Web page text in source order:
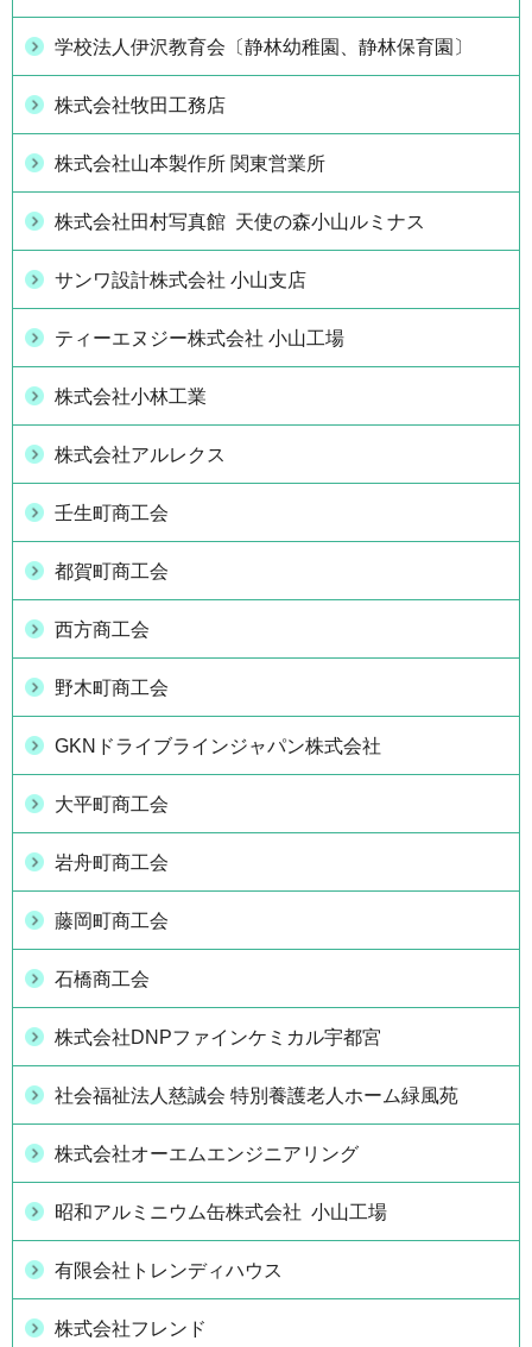
学校法人伊沢教育会〔静林幼稚園、静林保育園〕
株式会社牧田工務店
株式会社山本製作所 関東営業所
株式会社田村写真館 天使の森小山ルミナス
サンワ設計株式会社 小山支店
ティーエヌジー株式会社 小山工場
株式会社小林工業
株式会社アルレクス
壬生町商工会
都賀町商工会
西方商工会
野木町商工会
GKNドライブラインジャパン株式会社
大平町商工会
岩舟町商工会
藤岡町商工会
石橋商工会
株式会社DNPファインケミカル宇都宮
社会福祉法人慈誠会 特別養護老人ホーム緑風苑
株式会社オーエムエンジニアリング
昭和アルミニウム缶株式会社 小山工場
有限会社トレンディハウス
株式会社フレンド